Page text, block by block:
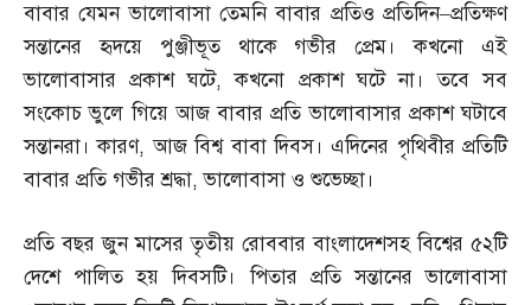
বাবার যেমন ভালোবাসা তেমনি বাবার প্রতিও প্রতিদিন–প্রতিক্ষণ
সন্তানের হৃদয়ে পুঞ্জীভূত থাকে গভীর প্রেম। কখনো এই
ভালোবাসার প্রকাশ ঘটে,কখনো প্রকাশ ঘটে না। তবে সব
সংকোচ ভুলে গিয়ে আজ বাবার প্রতি ভালোবাসার প্রকাশ ঘটাবে
সন্তানরা। কারণ,আজ বিশ্ব বাবা দিবস। এদিনের পৃথিবীর প্রতিটি
বাবার প্রতি গভীর শ্রদ্ধা,ভালোবাসা ও শুভেচ্ছা।
প্রতি বছর জুন মাসের তৃতীয় রোববার বাংলাদেশসহ বিশ্বের ৫২টি
দেশে পালিত হয় দিবসটি। পিতার প্রতি সন্তানের ভালোবাসা